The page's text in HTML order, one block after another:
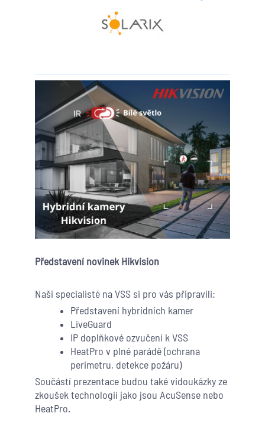
Představení novinek Hikvision
Naši specialisté na VSS si pro vás připravili:
Představení hybridních kamer
LiveGuard
IP doplňkové ozvučení k VSS
HeatPro v plné parádě (ochrana
perimetru, detekce požáru)
Součástí prezentace budou také vidoukázky ze
zkoušek technologií jako jsou AcuSense nebo
HeatPro.